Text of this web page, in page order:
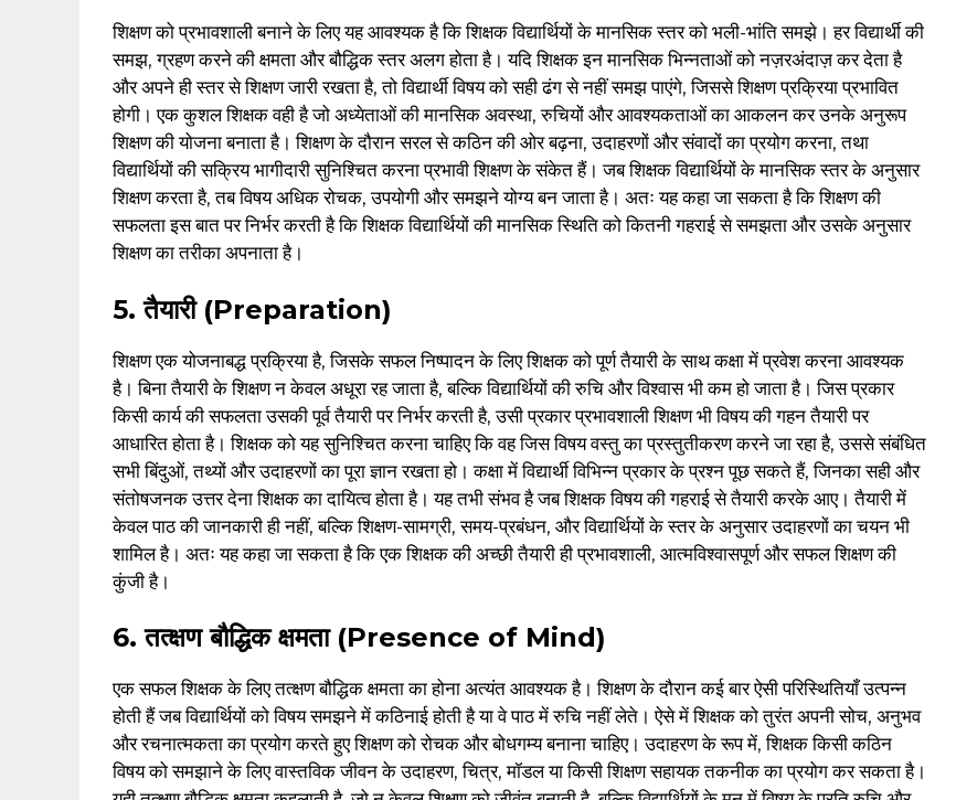
शिक्षण को प्रभावशाली बनाने के लिए यह आवश्यक है कि शिक्षक विद्यार्थियों के मानसिक स्तर को भली-भांति समझे। हर विद्यार्थी की
समझ, ग्रहण करने की क्षमता और बौद्धिक स्तर अलग होता है। यदि शिक्षक इन मानसिक भिन्नताओं को नज़रअंदाज़ कर देता है
और अपने ही स्तर से शिक्षण जारी रखता है, तो विद्यार्थी विषय को सही ढंग से नहीं समझ पाएंगे, जिससे शिक्षण प्रक्रिया प्रभावित
होगी। एक कुशल शिक्षक वही है जो अध्येताओं की मानसिक अवस्था, रुचियों और आवश्यकताओं का आकलन कर उनके अनुरूप
शिक्षण की योजना बनाता है। शिक्षण के दौरान सरल से कठिन की ओर बढ़ना, उदाहरणों और संवादों का प्रयोग करना, तथा
विद्यार्थियों की सक्रिय भागीदारी सुनिश्चित करना प्रभावी शिक्षण के संकेत हैं। जब शिक्षक विद्यार्थियों के मानसिक स्तर के अनुसार
शिक्षण करता है, तब विषय अधिक रोचक, उपयोगी और समझने योग्य बन जाता है। अतः यह कहा जा सकता है कि शिक्षण की
सफलता इस बात पर निर्भर करती है कि शिक्षक विद्यार्थियों की मानसिक स्थिति को कितनी गहराई से समझता और उसके अनुसार
शिक्षण का तरीका अपनाता है।
5. तैयारी (Preparation)
शिक्षण एक योजनाबद्ध प्रक्रिया है, जिसके सफल निष्पादन के लिए शिक्षक को पूर्ण तैयारी के साथ कक्षा में प्रवेश करना आवश्यक
है। बिना तैयारी के शिक्षण न केवल अधूरा रह जाता है, बल्कि विद्यार्थियों की रुचि और विश्वास भी कम हो जाता है। जिस प्रकार
किसी कार्य की सफलता उसकी पूर्व तैयारी पर निर्भर करती है, उसी प्रकार प्रभावशाली शिक्षण भी विषय की गहन तैयारी पर
आधारित होता है। शिक्षक को यह सुनिश्चित करना चाहिए कि वह जिस विषय वस्तु का प्रस्तुतीकरण करने जा रहा है, उससे संबंधित
सभी बिंदुओं, तथ्यों और उदाहरणों का पूरा ज्ञान रखता हो। कक्षा में विद्यार्थी विभिन्न प्रकार के प्रश्न पूछ सकते हैं, जिनका सही और
संतोषजनक उत्तर देना शिक्षक का दायित्व होता है। यह तभी संभव है जब शिक्षक विषय की गहराई से तैयारी करके आए। तैयारी में
केवल पाठ की जानकारी ही नहीं, बल्कि शिक्षण-सामग्री, समय-प्रबंधन, और विद्यार्थियों के स्तर के अनुसार उदाहरणों का चयन भी
शामिल है। अतः यह कहा जा सकता है कि एक शिक्षक की अच्छी तैयारी ही प्रभावशाली, आत्मविश्वासपूर्ण और सफल शिक्षण की
कुंजी है।
6. तत्क्षण बौद्धिक क्षमता (Presence of Mind)
एक सफल शिक्षक के लिए तत्क्षण बौद्धिक क्षमता का होना अत्यंत आवश्यक है। शिक्षण के दौरान कई बार ऐसी परिस्थितियाँ उत्पन्न
होती हैं जब विद्यार्थियों को विषय समझने में कठिनाई होती है या वे पाठ में रुचि नहीं लेते। ऐसे में शिक्षक को तुरंत अपनी सोच, अनुभव
और रचनात्मकता का प्रयोग करते हुए शिक्षण को रोचक और बोधगम्य बनाना चाहिए। उदाहरण के रूप में, शिक्षक किसी कठिन
विषय को समझाने के लिए वास्तविक जीवन के उदाहरण, चित्र, मॉडल या किसी शिक्षण सहायक तकनीक का प्रयोग कर सकता है।